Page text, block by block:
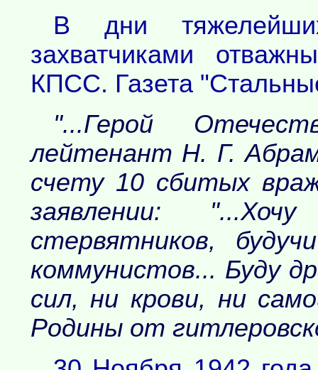
В дни
захватчиками
КПСС. Газета
"...Герой
лейтенант Н. Г.
счету 10 сбитых
заявлении:
стервятников,
коммунистов... Буду
сил, ни крови, ни
Родины от